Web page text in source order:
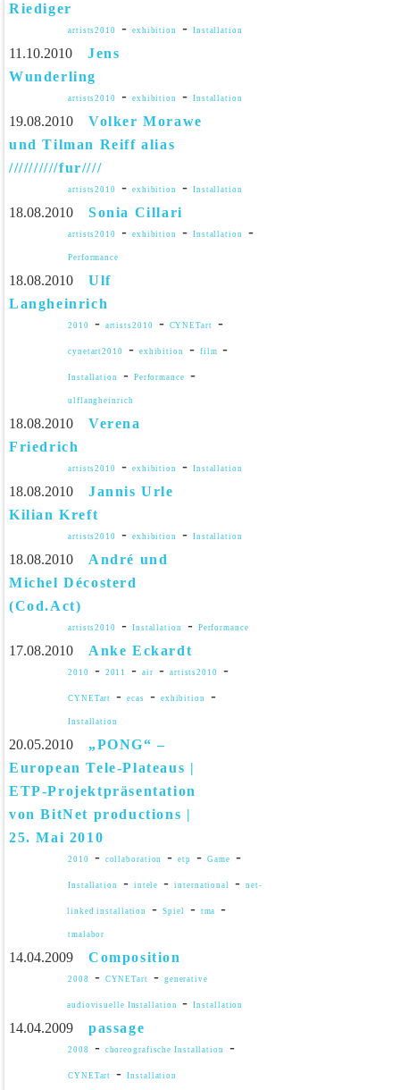
Riediger
artists2010 - exhibition - Installation
11.10.2010 Jens
Wunderling
artists2010 - exhibition - Installation
19.08.2010 Volker Morawe
und Tilman Reiff alias
//////////fur////
artists2010 - exhibition - Installation
18.08.2010 Sonia Cillari
artists2010 - exhibition - Installation -
Performance
18.08.2010 Ulf
Langheinrich
2010 - artists2010 - CYNETart -
cynetart2010 - exhibition - film -
Installation - Performance -
ulflangheinrich
18.08.2010 Verena
Friedrich
artists2010 - exhibition - Installation
18.08.2010 Jannis Urle
Kilian Kreft
artists2010 - exhibition - Installation
18.08.2010
André und
Michel Décosterd
(Cod.Act)
artists2010 - Installation - Performance
17.08.2010 Anke Eckardt
2010 - 2011 - air - artists2010 -
CYNETart - ecas - exhibition -
Installation
20.05.2010
„PONG“ –
European Tele-Plateaus |
ETP-Projektpräsentation
von BitNet productions |
25. Mai 2010
2010 - collaboration - etp - Game -
Installation - intele - international - net-
linked installation - Spiel - tma -
tmalabor
14.04.2009 Composition
2008 - CYNETart - generative
audiovisuelle Installation - Installation
14.04.2009 passage
2008 - choreografische Installation -
CYNETart - Installation